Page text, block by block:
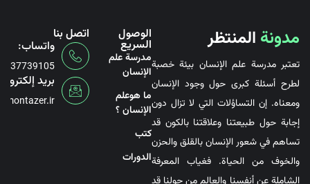
مدونة المنتظر
تعتبر مدرسة علم الإنسان بيئة خصبة
لطرح أسئلة كبرى حول وجود الإنسان
ومعناه. إن التساؤلات التي لا تزال دون
إجابة حول طبيعتنا وعلاقتنا بالكون قد
تساهم في شعور الإنسان بالقلق والحزن
والخوف من الحياة. فغياب المعرفة
الوصول
السريع
مدرسة علم
الإنسان
ما هوعلم
الإنسان ؟
کتب
الدورات
اتصل بنا
واتساب:
بريد